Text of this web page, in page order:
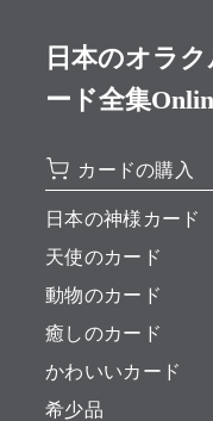
日本のオラ
ード全集
カードの購入
日本の神様カード
天使のカード
動物のカード
癒しのカード
かわいいカード
希少品